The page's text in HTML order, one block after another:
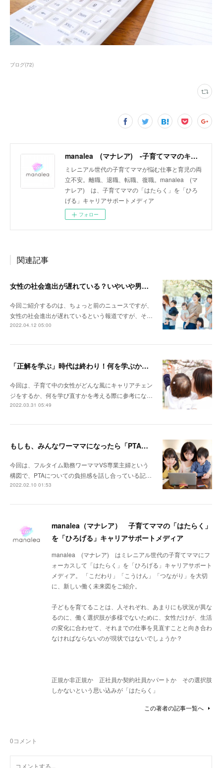
ブログ(72)
manalea (マナレア) ‐子育てママのキャリアサポートメディア‐
ミレニアル世代の子育てママが悩む仕事と育児の両
立不安。離職、退職、転職、復職。manalea (マ
ナレア) は、子育てママの「はたらく」を「ひろ
げる」キャリアサポートメディア
フォロー
関連記事
女性の社会進出が遅れている？いやいや男性の育児参加が遅れているんじゃない？
今回ご紹介するのは、ちょっと前のニュースですが、
女性の社会進出が遅れているという報道ですが、そ…
2022.04.12 05:00
「正解を学ぶ」時代は終わり！何を学ぶか迷ったときの３つのキーワードとは？！
今回は、子育て中の女性がどんな風にキャリアチェン
ジをするか、何を学び直すかを考える際に参考にな…
2022.03.31 05:49
もしも、みんなワーママになったら「PTA」はなくなる？
今回は、フルタイム勤務ワーママVS専業主婦という
構図で、PTAについての負担感を話し合っている記…
2022.02.10 01:53
manalea（マナレア） 子育てママの「はたらく」
を「ひろげる」キャリアサポートメディア
manalea (マナレア) はミレニアル世代の子育てママにフ
ォーカスして「はたらく」を「ひろげる」キャリアサポート
メディア。 「こだわり」「こうけん」「つながり」を大切
に、新しい働く未来図をご紹介。
子どもを育てることは、人それぞれ、あまりにも状況が異な
るのに、働く選択肢が多様でないために、女性だけが、生活
の変化に合わせて、それまでの仕事を見直すことと向き合わ
なければならないのが現状ではないでしょうか？
正規か非正規か 正社員か契約社員かパートか その選択肢
しかないという思い込みが「はたらく」
この著者の記事一覧へ
0コメント